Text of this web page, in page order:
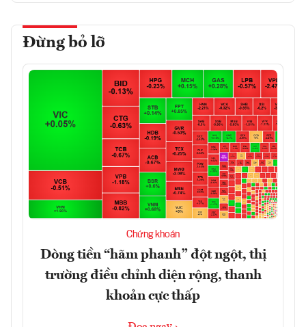
Đừng bỏ lỡ
Chứng khoán
Dòng tiền “hãm phanh” đột ngột, thị
trường điều chỉnh diện rộng, thanh
khoản cực thấp